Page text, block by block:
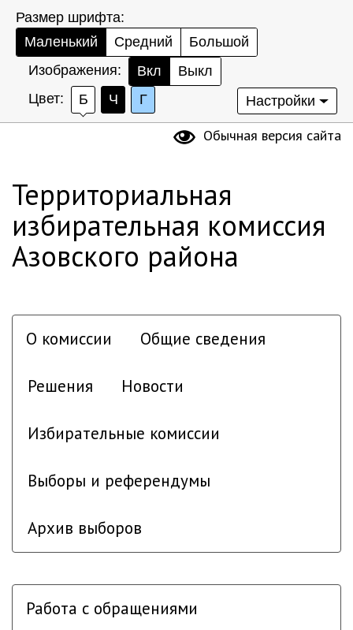
Размер шрифта:
Маленький
Средний
Большой
Изображения:
Вкл
Выкл
Цвет:
Б Ч Г Настройки
Обычная версия сайта
Территориальная
избирательная комиссия
Азовского района
О комиссии Общие сведения
Решения Новости
Избирательные комиссии
Выборы и референдумы
Архив выборов
Работа с обращениями